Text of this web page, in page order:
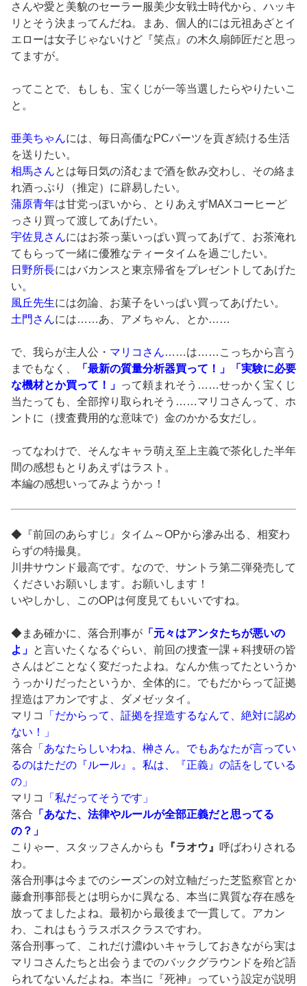
さんや愛と美貌のセーラー服美少女戦士時代から、ハッキ
リとそう決まってんだね。まあ、個人的には元祖あざとイ
エローは女子じゃないけど『笑点』の木久扇師匠だと思っ
てますが。
ってことで、もしも、宝くじが一等当選したらやりたいこ
と。
亜美ちゃんには、毎日高価なPCパーツを貢ぎ続ける生活
を送りたい。
相馬さんとは毎日気の済むまで酒を飲み交わし、その絡ま
れ酒っぷり（推定）に辟易したい。
蒲原青年は甘党っぽいから、とりあえずMAXコーヒーど
っさり買って渡してあげたい。
宇佐見さんにはお茶っ葉いっぱい買ってあげて、お茶淹れ
てもらって一緒に優雅なティータイムを過ごしたい。
日野所長にはバカンスと東京帰省をプレゼントしてあげた
い。
風丘先生には勿論、お菓子をいっぱい買ってあげたい。
土門さんには……あ、アメちゃん、とか……
で、我らが主人公・ マリコさん……は……こっちから言う
までもなく、
「最新の質量分析器買って！」「実験に必要
な機材とか買って！」 って頼まれそう……せっかく宝くじ
当たっても、全部搾り取られそう……マリコさんって、ホ
ントに（捜査費用的な意味で）金のかかる女だし。
ってなわけで、そんなキャラ萌え至上主義で茶化した半年
間の感想もとりあえずはラスト。
本編の感想いってみようかっ！
◆『前回のあらすじ』タイム～OPから滲み出る、相変わ
らずの特撮臭。
川井サウンド最高です。なので、サントラ第二弾発売して
くださいお願いします。お願いします！
いやしかし、このOPは何度見てもいいですね。
◆まあ確かに、落合刑事が 「元々はアンタたちが悪いの
よ」 と言いたくなるぐらい、前回の捜査一課＋科捜研の皆
さんはどことなく変だったよね。なんか焦ってたというか
うっかりだったというか、全体的に。でもだからって証拠
捏造はアカンですよ、ダメゼッタイ。
マリコ
「だからって、証拠を捏造するなんて、絶対に認め
ない！」
落合 「あなたらしいわね、榊さん。でもあなたが言ってい
るのはただの『ルール』。私は、『正義』の話をしている
の」
マリコ
「私だってそうです」
落合 「あなた、法律やルールが全部正義だと思ってる
の？」
こりゃー、スタッフさんからも
『ラオウ』 呼ばわりされる
わ。
落合刑事は今までのシーズンの対立軸だった芝監察官とか
藤倉刑事部長とは明らかに異なる、本当に異質な存在感を
放ってましたよね。最初から最後まで一貫して。アカン
わ、これはもうラスボスクラスですわ。
落合刑事って、これだけ濃ゆいキャラしておきながら実は
マリコさんたちと出会うまでのバックグラウンドを殆ど語
られてないんだよね。本当に『死神』っていう設定が説明